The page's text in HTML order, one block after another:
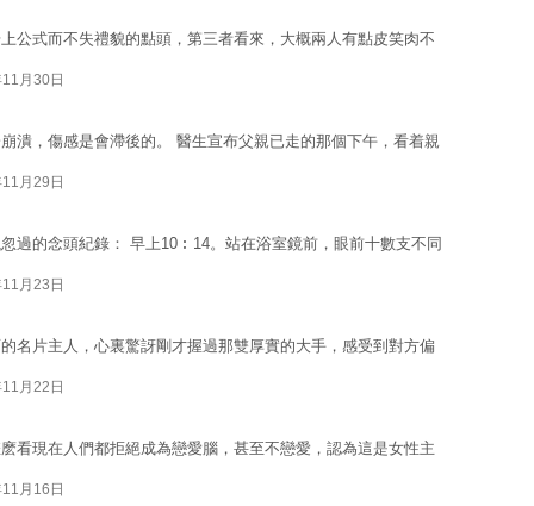
公式而不失禮貌的點頭，第三者看來，大概兩人有點皮笑肉不
月30日
潰，傷感是會滯後的。 醫生宣布父親已走的那個下午，看着親
月29日
過的念頭紀錄： 早上10︰14。站在浴室鏡前，眼前十數支不同
月23日
名片主人，心裏驚訝剛才握過那雙厚實的大手，感受到對方偏
月22日
看現在人們都拒絕成為戀愛腦，甚至不戀愛，認為這是女性主
月16日